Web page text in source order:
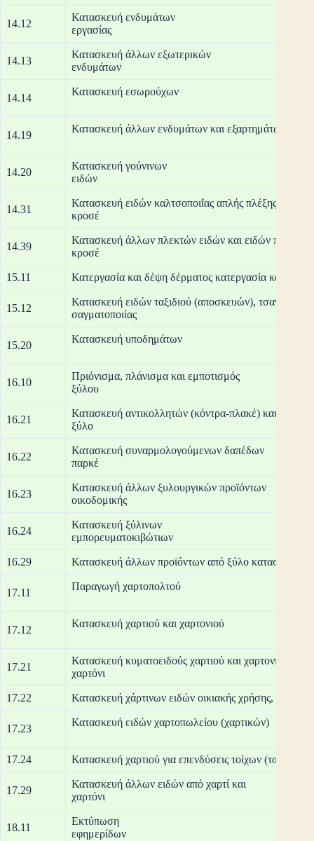
14.12
Κατασκευή ενδυμάτων
14.13
Κατασκευή άλλων εξωτερικών
14.14
14.19
Κατασκευή άλλων
14.20
Κατασκευή γούνινων
14.31
Κατασκευή ειδών καλτσοποιΐας απλής πλέξης και
14.39
Κατασκευή άλλων πλεκτών ειδών και ειδών πλέξης
15.11 Κατεργασία και δέψη δέρματος κατεργασία και βαφή
15.12
Κατασκευή ειδών ταξιδιού (αποσκευών), τσαντών
15.20
Κατασκευή
16.10
Πριόνισμα, πλάνισμα και εμποτισμός
16.21
Κατασκευή αντικολλητών (κόντρα-πλακέ) και
16.22
Κατασκευή συναρμολογούμενων δαπέδων
16.23
Κατασκευή άλλων ξυλουργικών προϊόντων
16.24
Κατασκευή ξύλινων
16.29 Κατασκευή άλλων προϊόντων από ξύλο κατασκευή
17.11
Παραγωγή
17.12
Κατασκευή χαρτιού
17.21
Κατασκευή κυματοειδούς χαρτιού και χαρτονιού και
17.22 Κατασκευή χάρτινων ειδών οικιακής χρήσης, ειδών
17.23
Κατασκευή ειδών
17.24 Κατασκευή χαρτιού για επενδύσεις τοίχων
17.29
Κατασκευή άλλων ειδών από χαρτί και
18.11
Εκτύπωση